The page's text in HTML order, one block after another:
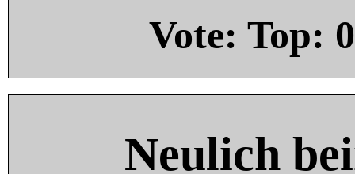
Vote: Top: 0
Neulich